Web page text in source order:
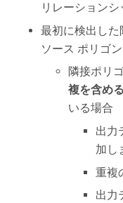
リレーションシ
最初に検出した
ソース ポリゴ
隣接ポリ
複を含め
いる場合
出力
加し
重複
出力